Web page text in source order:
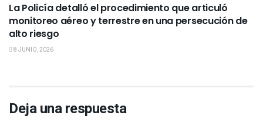
La Policía detalló el procedimiento que articuló
monitoreo aéreo y terrestre en una persecución de
alto riesgo
8 JUNIO, 2026
Deja una respuesta